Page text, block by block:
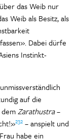
das Weib nur
Weib als Besitz, als
Dabei dürfe
Instinkt-
auf die
Zarathustra–
232 – anspielt und
habe ein